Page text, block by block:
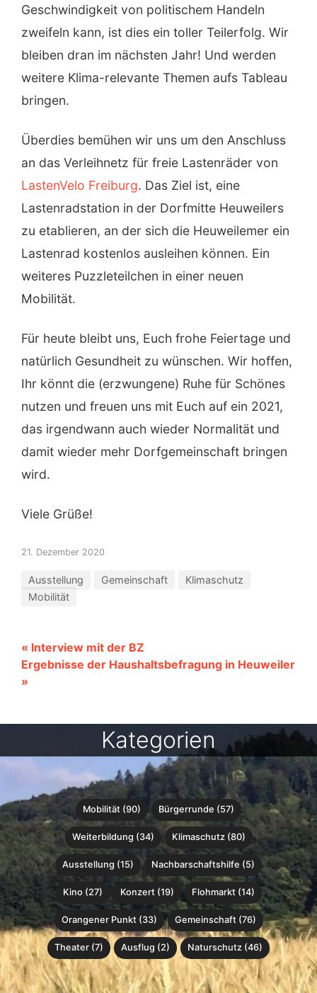
Geschwindigkeit von politischem Handeln
zweifeln kann, ist dies ein toller Teilerfolg. Wir
bleiben dran im nächsten Jahr! Und werden
weitere Klima-relevante Themen aufs Tableau
bringen.
Überdies bemühen wir uns um den Anschluss
an das Verleihnetz für freie Lastenräder von
LastenVelo Freiburg. Das Ziel ist, eine
Lastenradstation in der Dorfmitte Heuweilers
zu etablieren, an der sich die Heuweilemer ein
Lastenrad kostenlos ausleihen können. Ein
weiteres Puzzleteilchen in einer neuen
Mobilität.
Für heute bleibt uns, Euch frohe Feiertage und
natürlich Gesundheit zu wünschen. Wir hoffen,
Ihr könnt die (erzwungene) Ruhe für Schönes
nutzen und freuen uns mit Euch auf ein 2021,
das irgendwann auch wieder Normalität und
damit wieder mehr Dorfgemeinschaft bringen
wird.
Viele Grüße!
21. Dezember 2020
Ausstellung Gemeinschaft
Klimaschutz
Mobilität
« Interview mit der BZ
Ergebnisse der Haushaltsbefragung in Heuweiler
»
Kategorien
Mobilität (90) Bürgerrunde (57)
Weiterbildung (34) Klimaschutz (80)
Ausstellung (15) Nachbarschaftshilfe (5)
Kino (27) Konzert (19) Flohmarkt (14)
Orangener Punkt (33) Gemeinschaft (76)
Theater (7) Ausflug (2) Naturschutz (46)